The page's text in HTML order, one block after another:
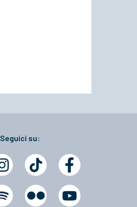
Seguici su: